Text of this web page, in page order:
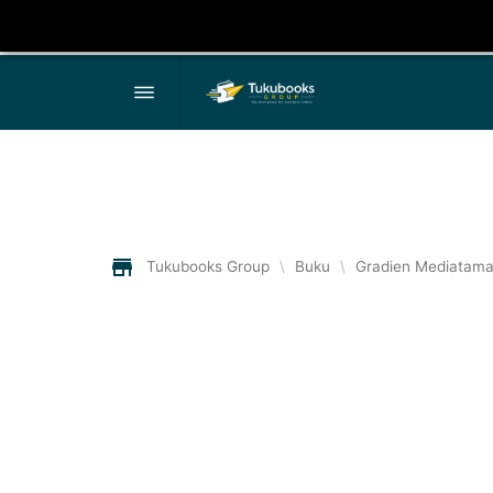
Tukubooks Group \ Buku \ Gradien Mediatama